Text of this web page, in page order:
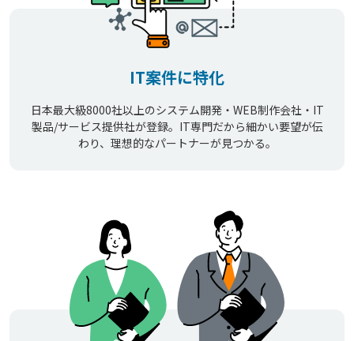
IT案件に特化
日本最大級8000社以上のシステム開発・WEB制作会社・IT
製品/サービス提供社が登録。IT専門だから細かい要望が伝
わり、理想的なパートナーが見つかる。